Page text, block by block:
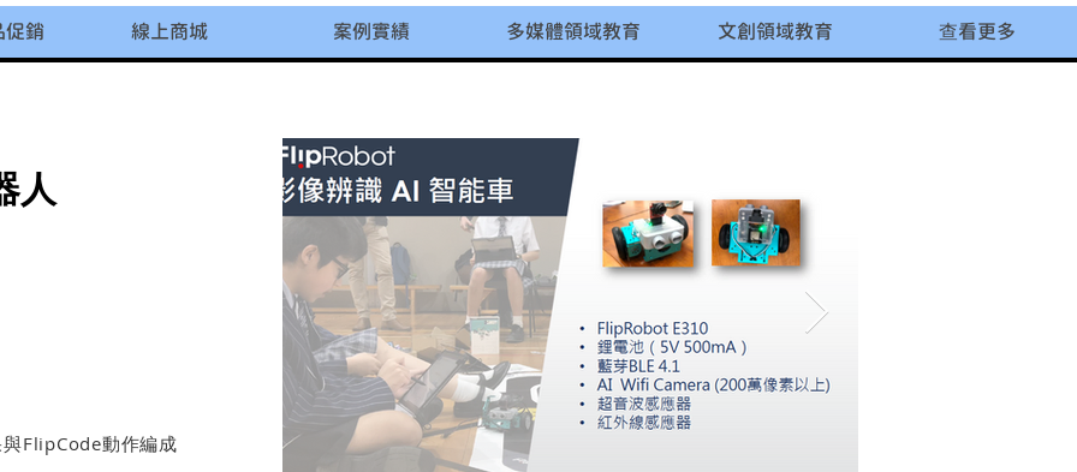
促銷 線上商城 案例實績 多媒體領域教育 文創領域教育 查看更多
人
FlipCode動作編成